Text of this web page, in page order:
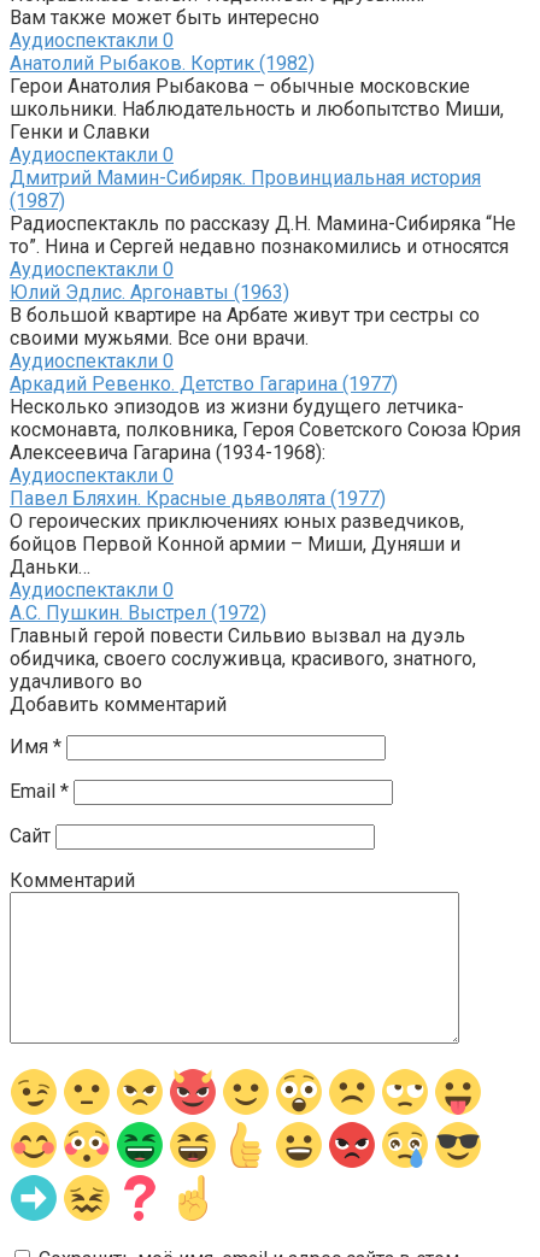
Вам также может быть интересно
Аудиоспектакли 0
Анатолий Рыбаков. Кортик (1982)
Герои Анатолия Рыбакова – обычные московские
школьники. Наблюдательность и любопытство Миши,
Генки и Славки
Аудиоспектакли 0
Дмитрий Мамин-Сибиряк. Провинциальная история
(1987)
Радиоспектакль по рассказу Д.Н. Мамина-Сибиряка “Не
то”. Нина и Сергей недавно познакомились и относятся
Аудиоспектакли 0
Юлий Эдлис. Аргонавты (1963)
В большой квартире на Арбате живут три сестры со
своими мужьями. Все они врачи.
Аудиоспектакли 0
Аркадий Ревенко. Детство Гагарина (1977)
Несколько эпизодов из жизни будущего летчика-
космонавта, полковника, Героя Советского Союза Юрия
Алексеевича Гагарина (1934-1968):
Аудиоспектакли 0
Павел Бляхин. Красные дьяволята (1977)
О героических приключениях юных разведчиков,
бойцов Первой Конной армии – Миши, Дуняши и
Даньки…
Аудиоспектакли 0
А.С. Пушкин. Выстрел (1972)
Главный герой повести Сильвио вызвал на дуэль
обидчика, своего сослуживца, красивого, знатного,
удачливого во
Добавить комментарий
Имя *
Email *
Сайт
Комментарий